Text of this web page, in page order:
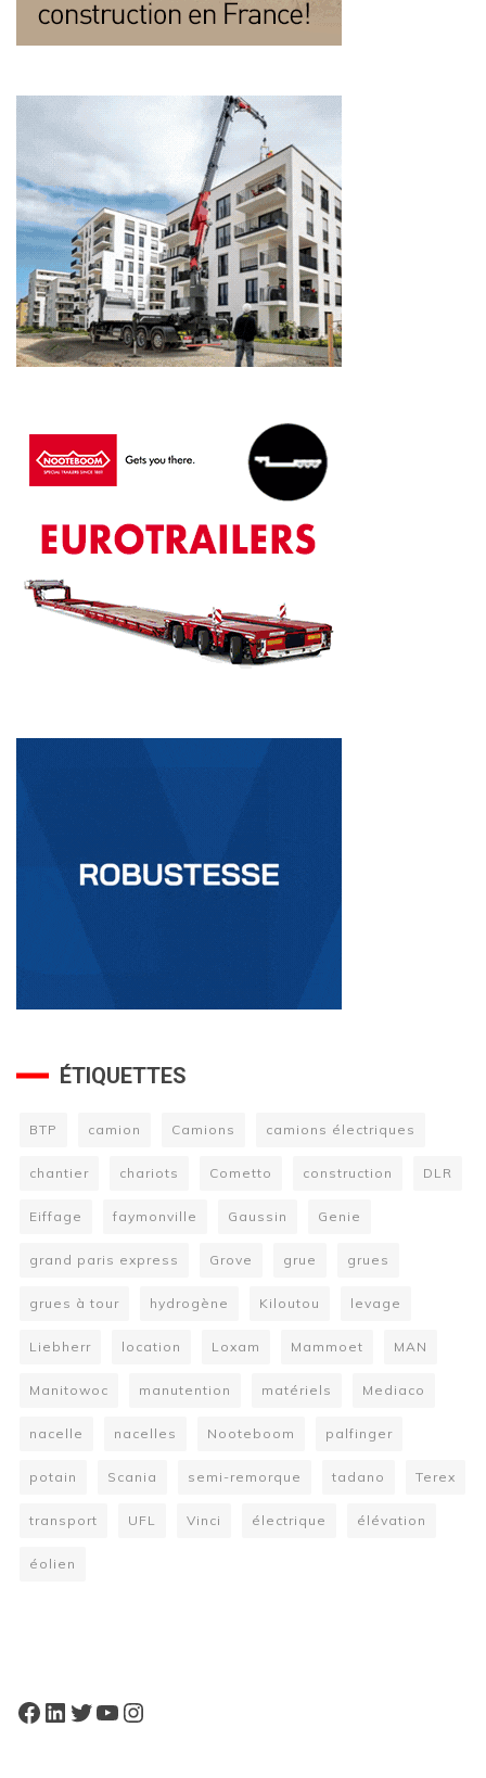
ÉTIQUETTES
BTP camion Camions camions électriques
chantier chariots Cometto construction DLR
Eiffage faymonville Gaussin Genie
grand paris express Grove grue grues
grues à tour hydrogène Kiloutou levage
Liebherr location Loxam Mammoet MAN
Manitowoc manutention matériels Mediaco
nacelle nacelles Nooteboom palfinger
potain Scania semi-remorque tadano Terex
transport UFL Vinci électrique élévation
éolien
Facebook
LinkedIn
Twitter
YouTube
Instagram